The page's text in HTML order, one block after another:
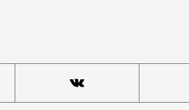
Поля в декабре откроется